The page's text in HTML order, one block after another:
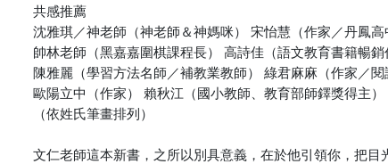
共感推薦
沈雅琪／神老師（神老師＆神媽咪） 宋怡慧（作家／丹鳳高
帥林老師（黑嘉嘉圍棋課程長） 高詩佳（語文教育書籍暢銷
陳雅麗（學習方法名師／補教業教師） 綠君麻麻（作家／閱
歐陽立中（作家） 賴秋江（國小教師、教育部師鐸獎得主）
（依姓氏筆畫排列）
文仁老師這本新書，之所以別具意義，在於他引領你，把